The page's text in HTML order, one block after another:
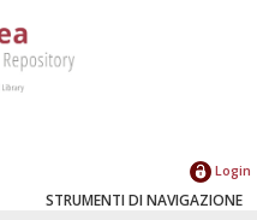
Login
STRUMENTI DI NAVIGAZIONE